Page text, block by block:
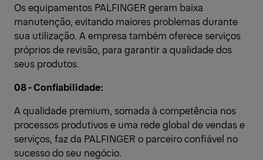
Os equipamentos PALFINGER geram baixa
manutenção, evitando maiores problemas durante
sua utilização. A empresa também oferece serviços
próprios de revisão, para garantir a qualidade dos
seus produtos.
08 - Confiabilidade:
A qualidade premium, somada à competência nos
processos produtivos e uma rede global de vendas e
serviços, faz da PALFINGER o parceiro confiável no
sucesso do seu negócio.